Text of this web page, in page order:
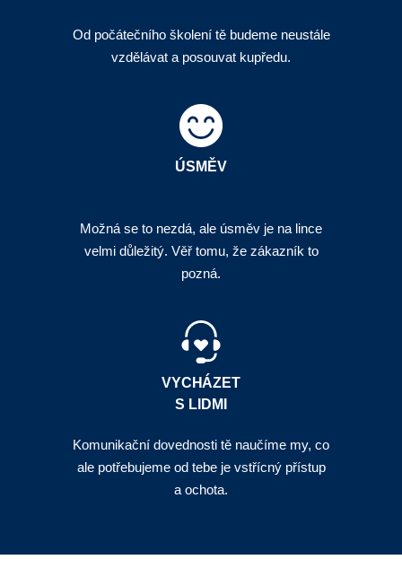
Od počátečního školení tě budeme neustále
vzdělávat a posouvat kupředu.
ÚSMĚV
Možná se to nezdá, ale úsměv je na lince
velmi důležitý. Věř tomu, že zákazník to
pozná.
VYCHÁZET
S LIDMI
Komunikační dovednosti tě naučíme my, co
ale potřebujeme od tebe je vstřícný přístup
a ochota.